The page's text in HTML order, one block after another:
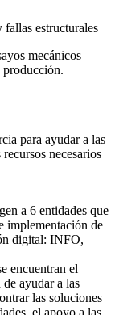
estructurales
mecánicos
producción.
para ayudar a las
necesarios
a 6 entidades que
implementación de
digital: INFO,
encuentran el
ayudar a las
las soluciones